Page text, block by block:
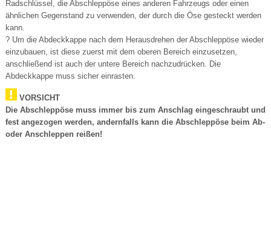
Radschlüssel, die Abschleppöse eines anderen Fahrzeugs oder einen
ähnlichen Gegenstand zu verwenden, der durch die Öse gesteckt werden
kann.
? Um die Abdeckkappe nach dem Herausdrehen der Abschleppöse wieder
einzubauen, ist diese zuerst mit dem oberen Bereich einzusetzen,
anschließend ist auch der untere Bereich nachzudrücken. Die
Abdeckkappe muss sicher einrasten.
VORSICHT
Die Abschleppöse muss immer bis zum Anschlag eingeschraubt und
fest angezogen werden, andernfalls kann die Abschleppöse beim Ab-
oder Anschleppen reißen!